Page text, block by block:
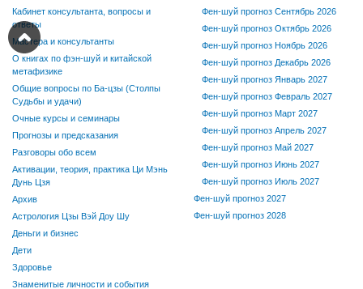
Кабинет консультанта, вопросы и
ответы
Мастера и консультанты
О книгах по фэн-шуй и китайской
метафизике
Общие вопросы по Ба-цзы (Столпы
Судьбы и удачи)
Очные курсы и семинары
Прогнозы и предсказания
Разговоры обо всем
Активации, теория, практика Ци Мэнь
Дунь Цзя
Архив
Астрология Цзы Вэй Доу Шу
Деньги и бизнес
Дети
Здоровье
Знаменитые личности и события
Фен-шуй прогноз Сентябрь 2026
Фен-шуй прогноз Октябрь 2026
Фен-шуй прогноз Ноябрь 2026
Фен-шуй прогноз Декабрь 2026
Фен-шуй прогноз Январь 2027
Фен-шуй прогноз Февраль 2027
Фен-шуй прогноз Март 2027
Фен-шуй прогноз Апрель 2027
Фен-шуй прогноз Май 2027
Фен-шуй прогноз Июнь 2027
Фен-шуй прогноз Июль 2027
Фен-шуй прогноз 2027
Фен-шуй прогноз 2028